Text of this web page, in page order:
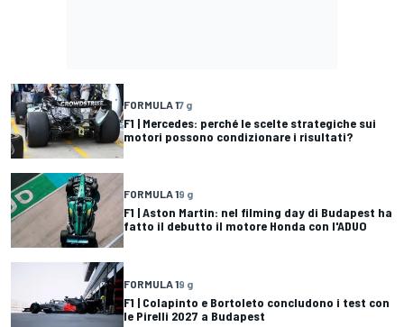
FORMULA 17 g
F1 | Mercedes: perché le scelte strategiche sui
motori possono condizionare i risultati?
FORMULA 19 g
F1 | Aston Martin: nel filming day di Budapest ha
fatto il debutto il motore Honda con l'ADUO
FORMULA 19 g
F1 | Colapinto e Bortoleto concludono i test con
le Pirelli 2027 a Budapest